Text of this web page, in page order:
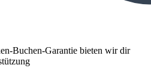
Buchen-Garantie bieten wir dir